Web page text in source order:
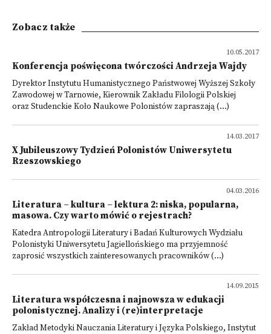
Zobacz także
10.05.2017
Konferencja poświęcona twórczości Andrzeja Wajdy
Dyrektor Instytutu Humanistycznego Państwowej Wyższej Szkoły
Zawodowej w Tarnowie, Kierownik Zakładu Filologii Polskiej
oraz Studenckie Koło Naukowe Polonistów zapraszają (...)
14.03.2017
X Jubileuszowy Tydzień Polonistów Uniwersytetu
Rzeszowskiego
04.03.2016
Literatura – kultura – lektura 2: niska, popularna,
masowa. Czy warto mówić o rejestrach?
Katedra Antropologii Literatury i Badań Kulturowych Wydziału
Polonistyki Uniwersytetu Jagiellońskiego ma przyjemność
zaprosić wszystkich zainteresowanych pracowników (...)
14.09.2015
Literatura współczesna i najnowsza w edukacji
polonistycznej. Analizy i (re)interpretacje
Zakład Metodyki Nauczania Literatury i Języka Polskiego, Instytut